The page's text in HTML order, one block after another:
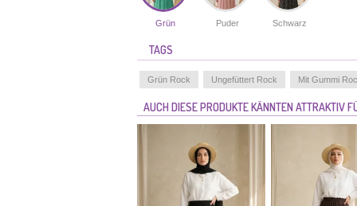
Grün Puder Schwarz
TAGS
Grün Rock Ungefüttert Rock Mit Gummi
AUCH DIESE PRODUKTE KÄNNTEN ATTRAKTIV